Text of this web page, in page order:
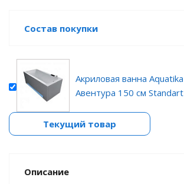
Состав покупки
Акриловая ванна Aquatika
Авентура 150 см Standart
Текущий товар
Описание